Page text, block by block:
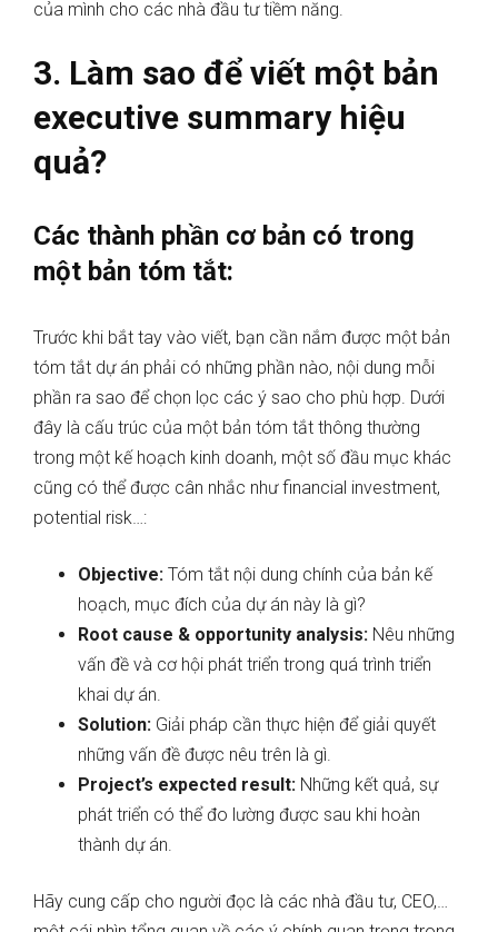
của mình cho các nhà đầu tư tiềm năng.
3. Làm sao để viết một bản
executive summary hiệu
quả?
Các thành phần cơ bản có trong
một bản tóm tắt:
Trước khi bắt tay vào viết, bạn cần nắm được một bản
tóm tắt dự án phải có những phần nào, nội dung mỗi
phần ra sao để chọn lọc các ý sao cho phù hợp. Dưới
đây là cấu trúc của một bản tóm tắt thông thường
trong một kế hoạch kinh doanh, một số đầu mục khác
cũng có thể được cân nhắc như financial investment,
potential risk…:
Objective: Tóm tắt nội dung chính của bản kế
hoạch, mục đích của dự án này là gì?
Root cause & opportunity analysis: Nêu những
vấn đề và cơ hội phát triển trong quá trình triển
khai dự án.
Solution: Giải pháp cần thực hiện để giải quyết
những vấn đề được nêu trên là gì.
Project’s expected result: Những kết quả, sự
phát triển có thể đo lường được sau khi hoàn
thành dự án.
Hãy cung cấp cho người đọc là các nhà đầu tư, CEO,…